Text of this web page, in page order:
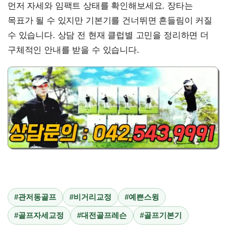
먼저 자세와 임팩트 상태를 확인해보세요. 장타는
목표가 될 수 있지만 기본기를 건너뛰면 흔들림이 커질
수 있습니다. 상담 전 현재 클럽별 고민을 정리하면 더
구체적인 안내를 받을 수 있습니다.
#관저동골프 #비거리교정 #예쁜스윙
#골프자세교정 #대전골프레슨 #골프기본기